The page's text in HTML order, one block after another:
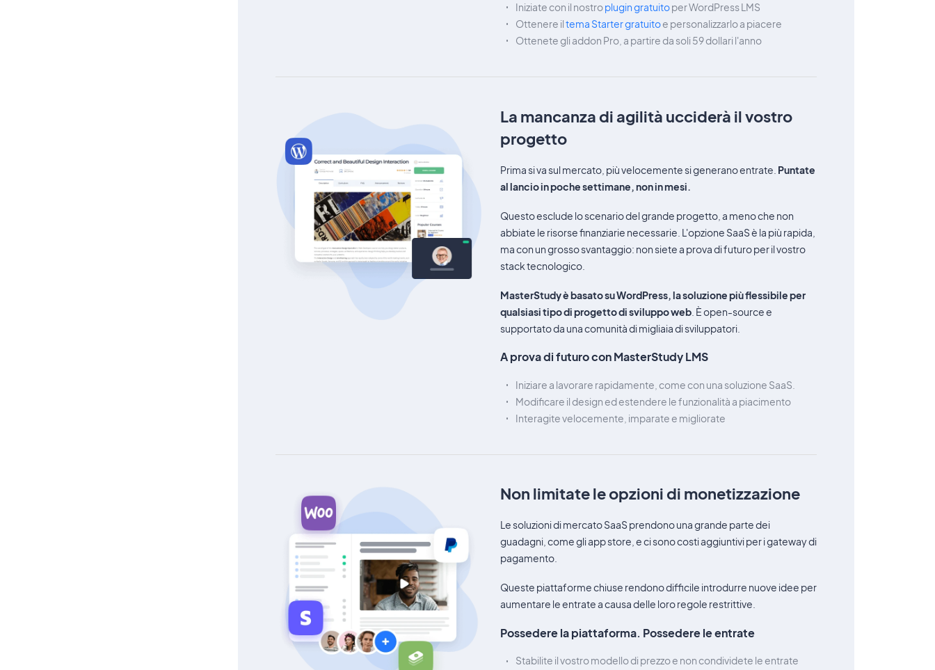
Iniziate con il nostroplugin gratuitoper WordPress LMS
Ottenere iltema Starter gratuitoe personalizzarlo a piacere
Ottenete gli addon Pro, a partire da soli 59 dollari l'anno
La mancanza di agilità ucciderà il vostro
progetto
Prima si va sul mercato, più velocemente si generano entrate. Puntate
al lancio in poche settimane, non in mesi.
Questo esclude lo scenario del grande progetto, a meno che non
abbiate le risorse finanziarie necessarie. L'opzione SaaS è la più rapida,
ma con un grosso svantaggio: non siete a prova di futuro per il vostro
stack tecnologico.
MasterStudy è basato su WordPress, la soluzione più flessibile per
qualsiasi tipo di progetto di sviluppo web. È open-source e
supportato da una comunità di migliaia di sviluppatori.
A prova di futuro con MasterStudy LMS
Iniziare a lavorare rapidamente, come con una soluzione SaaS.
Modificare il design ed estendere le funzionalità a piacimento
Interagite velocemente, imparate e migliorate
Non limitate le opzioni di monetizzazione
Le soluzioni di mercato SaaS prendono una grande parte dei
guadagni, come gli app store, e ci sono costi aggiuntivi per i gateway di
pagamento.
Queste piattaforme chiuse rendono difficile introdurre nuove idee per
aumentare le entrate a causa delle loro regole restrittive.
Possedere la piattaforma. Possedere le entrate
Stabilite il vostro modello di prezzo e non condividete le entrate